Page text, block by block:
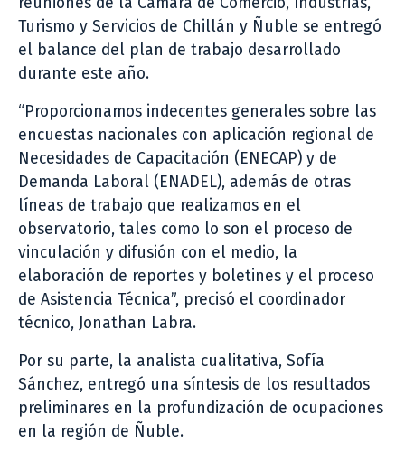
Turismo y Servicios de Chillán y Ñuble se entregó
el balance del plan de trabajo desarrollado
durante este año.
“Proporcionamos indecentes generales sobre las
encuestas nacionales con aplicación regional de
Necesidades de Capacitación (ENECAP) y de
Demanda Laboral (ENADEL), además de otras
líneas de trabajo que realizamos en el
observatorio, tales como lo son el proceso de
vinculación y difusión con el medio, la
elaboración de reportes y boletines y el proceso
de Asistencia Técnica”, precisó el coordinador
técnico, Jonathan Labra.
Por su parte, la analista cualitativa, Sofía
Sánchez, entregó una síntesis de los resultados
preliminares en la profundización de ocupaciones
en la región de Ñuble.